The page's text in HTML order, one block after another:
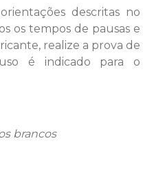
descritas no
os tempos de pausas e
realize a prova de
é indicado para o
brancos